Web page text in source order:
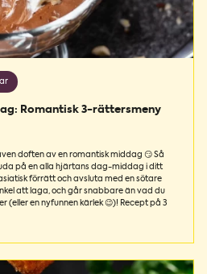
Romantisk 3-rättersmeny
doften av en romantisk middag 😏 Så
på en alla hjärtans dag-middag i ditt
förrätt och avsluta med en sötare
att laga, och går snabbare än vad du
(eller en nyfunnen kärlek 😉)! Recept på 3